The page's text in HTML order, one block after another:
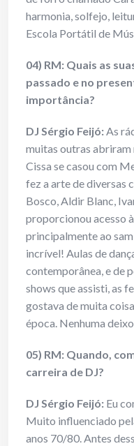
harmonia, solfejo,
Escola Portátil de
04) RM: Quais as
passado e no
importância?
DJ Sérgio Feijó:As
muitas outras abriram
Cissa se casou com
fez a arte de diversas
Bosco, Aldir Blanc,
proporcionou acesso
principalmente ao
incrível! Aulas de
contemporânea, e de
shows que assisti, as
gostava de muita
época. Nenhuma
05) RM: Quando,
carreira de DJ?
DJ Sérgio Feijó: Eu
Muito influenciado
anos 70/80. Antes